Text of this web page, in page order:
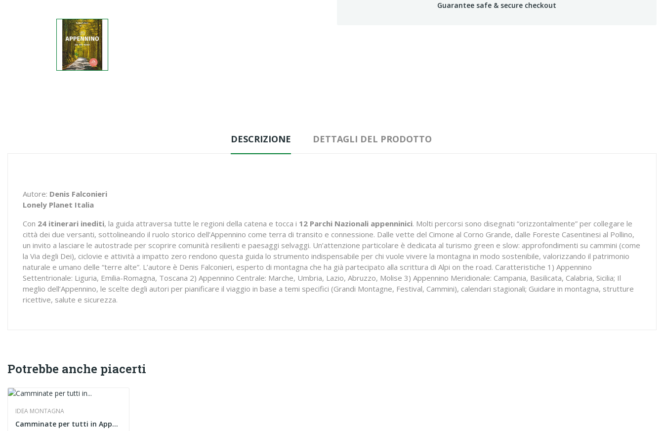
Guarantee safe & secure checkout
DESCRIZIONE DETTAGLI DEL PRODOTTO
Autore: Denis Falconieri
Lonely Planet Italia
Con 24 itinerari inediti, la guida attraversa tutte le regioni della catena e tocca i 12 Parchi Nazionali appenninici. Molti percorsi sono disegnati “orizzontalmente” per collegare le
città dei due versanti, sottolineando il ruolo storico dell’Appennino come terra di transito e connessione. Dalle vette del Cimone al Corno Grande, dalle Foreste Casentinesi al Pollino,
un invito a lasciare le autostrade per scoprire comunità resilienti e paesaggi selvaggi. Un’attenzione particolare è dedicata al turismo green e slow: approfondimenti su cammini (come
la Via degli Dei), ciclovie e attività a impatto zero rendono questa guida lo strumento indispensabile per chi vuole vivere la montagna in modo sostenibile, valorizzando il patrimonio
naturale e umano delle “terre alte”. L’autore è Denis Falconieri, esperto di montagna che ha già partecipato alla scrittura di Alpi on the road. Caratteristiche 1) Appennino
Settentrionale: Liguria, Emilia-Romagna, Toscana 2) Appennino Centrale: Marche, Umbria, Lazio, Abruzzo, Molise 3) Appennino Meridionale: Campania, Basilicata, Calabria, Sicilia; Il
meglio dell’Appennino, le scelte degli autori per pianificare il viaggio in base a temi specifici (Grandi Montagne, Festival, Cammini), calendari stagionali; Guidare in montagna, strutture
ricettive, salute e sicurezza.
Potrebbe anche piacerti
IDEA MONTAGNA
Camminate per tutti in Appennino